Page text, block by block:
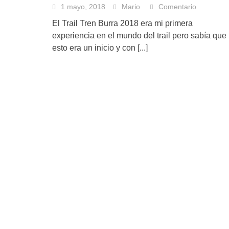
1 mayo, 2018 Mario Comentario
El Trail Tren Burra 2018 era mi primera
experiencia en el mundo del trail pero sabía que
esto era un inicio y con [...]